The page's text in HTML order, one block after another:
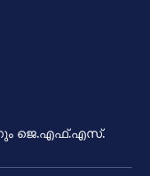
ജെ.എഫ്.എസ്.